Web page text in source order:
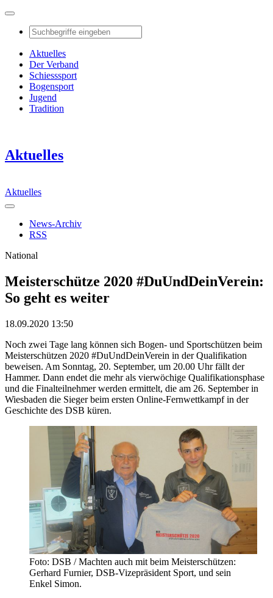
Aktuelles
Der Verband
Schiesssport
Bogensport
Jugend
Tradition
Aktuelles
Aktuelles
News-Archiv
RSS
National
Meisterschütze 2020 #DuUndDeinVerein:
So geht es weiter
18.09.2020 13:50
Noch zwei Tage lang können sich Bogen- und Sportschützen beim
Meisterschützen 2020 #DuUndDeinVerein in der Qualifikation
beweisen. Am Sonntag, 20. September, um 20.00 Uhr fällt der
Hammer. Dann endet die mehr als vierwöchige Qualifikationsphase
und die Finalteilnehmer werden ermittelt, die am 26. September in
Wiesbaden die Sieger beim ersten Online-Fernwettkampf in der
Geschichte des DSB küren.
Foto: DSB / Machten auch mit beim Meisterschützen:
Gerhard Furnier, DSB-Vizepräsident Sport, und sein
Enkel Simon.